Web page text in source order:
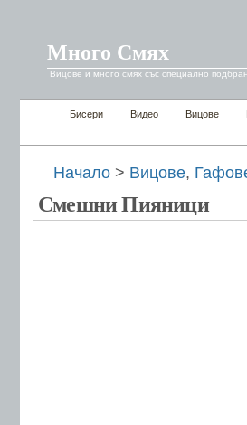
Много Смях
Вицове и много смях със специално
Бисери Видео Вицове
Начало > Вицове,
Смешни Пияници